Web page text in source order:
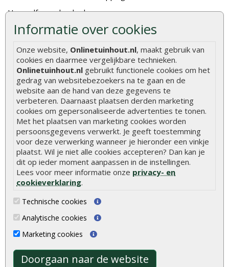
Informatie over cookies
Onze website, Onlinetuinhout.nl, maakt gebruik van
cookies en daarmee vergelijkbare technieken.
Onlinetuinhout.nl gebruikt functionele cookies om het
gedrag van websitebezoekers na te gaan en de
website aan de hand van deze gegevens te
verbeteren. Daarnaast plaatsen derden marketing
cookies om gepersonaliseerde advertenties te tonen.
Met het plaatsen van marketing cookies worden
persoonsgegevens verwerkt. Je geeft toestemming
voor deze verwerking wanneer je hieronder een vinkje
plaatst. Wil je niet alle cookies accepteren? Dan kan je
dit op ieder moment aanpassen in de instellingen.
Lees voor meer informatie onze privacy- en
cookieverklaring.
Technische cookies
Analytische cookies
Marketing cookies
Doorgaan naar de website
Hoe zelf een vlonder leggen
Hoe betonpaal plaatsen
Hoe schutting plaatsen
De 9 beste tuinschermen van Onlinetuinhout.nl
Stijlvolle houtsoorten voor in de tuin
Duurzame tuin
Welke palen voor een schapenhek
Alle populaire categorieën
Tuinhout
Schutting
Vlonderplanken
Tuinpalen
Tuinhekken
Tuinhuizen
Blokhutten
Tuindeuren
Tuinschermen
Steigerplanken
Douglas hout
Aanbiedingen